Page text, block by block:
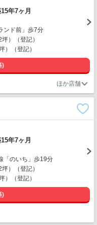
年7ヶ月
ンド前」歩7分
）（登記）
）（登記）
)
年7ヶ月
「のいち」歩19分
）（登記）
）（登記）
)